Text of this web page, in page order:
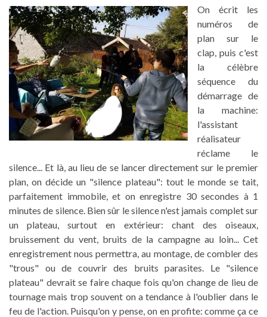
On écrit les
numéros de
plan sur le
clap, puis c'est
la célèbre
séquence du
démarrage de
la machine:
l'assistant
réalisateur
réclame le
silence... Et là, au lieu de se lancer directement sur le premier
plan, on décide un "silence plateau": tout le monde se tait,
parfaitement immobile, et on enregistre 30 secondes à 1
minutes de silence. Bien sûr le silence n'est jamais complet sur
un plateau, surtout en extérieur: chant des oiseaux,
bruissement du vent, bruits de la campagne au loin... Cet
enregistrement nous permettra, au montage, de combler des
"trous" ou de couvrir des bruits parasites. Le "silence
plateau" devrait se faire chaque fois qu'on change de lieu de
tournage mais trop souvent on a tendance à l'oublier dans le
feu de l'action. Puisqu'on y pense, on en profite: comme ça ce